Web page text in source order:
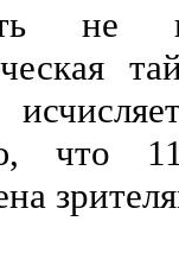
не
что